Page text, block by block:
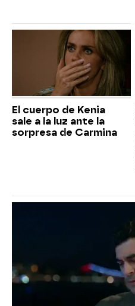
El cuerpo de Kenia
sale a la luz ante la
sorpresa de Carmina